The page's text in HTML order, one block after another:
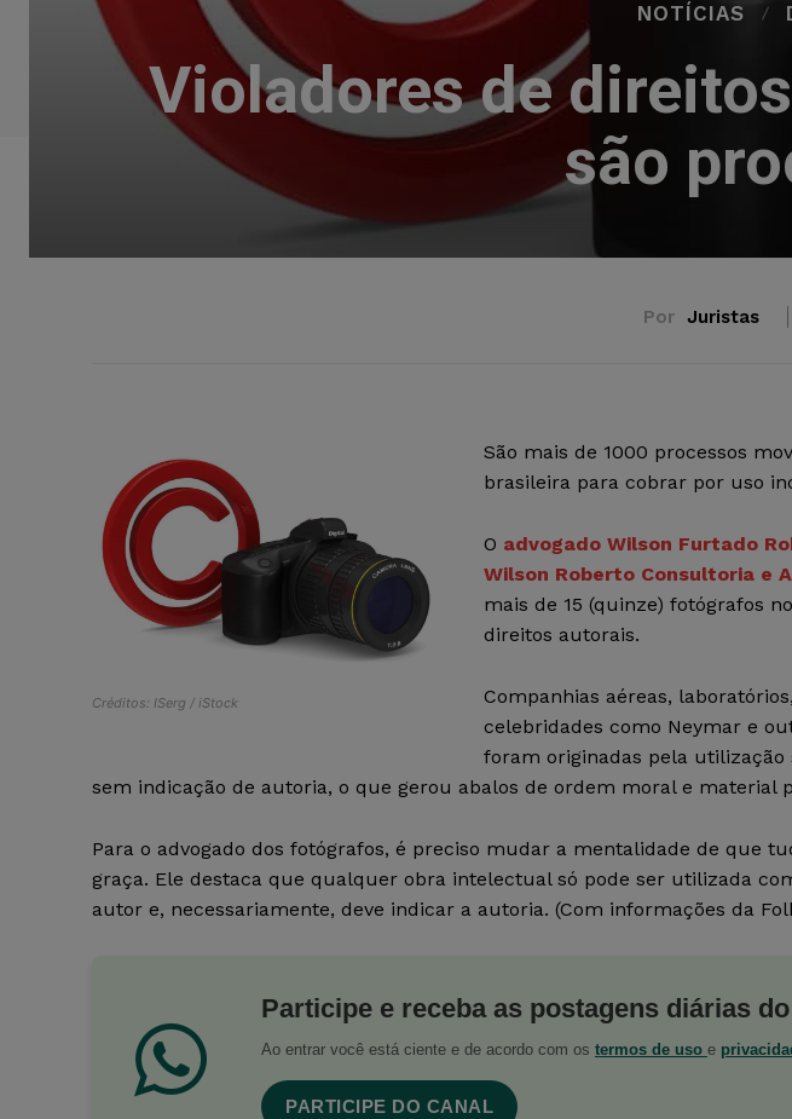
NOTÍCIAS
Violadores de
são
Por Juristas
Créditos: ISerg / iStock
São mais de 1000 processos
brasileira para cobrar por uso
O advogado Wilson Furtado
Wilson Roberto Consultoria e
mais de 15 (quinze) fotógrafos
direitos autorais.
Companhias aéreas,
celebridades como Neymar e
foram originadas pela
sem indicação de autoria, o que gerou abalos de ordem moral e material
Para o advogado dos fotógrafos, é preciso mudar a mentalidade de que
graça. Ele destaca que qualquer obra intelectual só pode ser utilizada
autor e, necessariamente, deve indicar a autoria. (Com informações da
Participe e receba as postagens diárias
Ao entrar você está ciente e de acordo com os termos de uso e
PARTICIPE DO CANAL